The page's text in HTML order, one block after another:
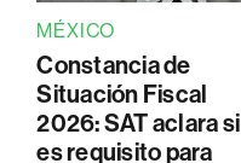
MÉXICO
Constancia de
Situación Fiscal
2026: SAT aclara si
es requisito para